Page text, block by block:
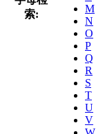
索:
M
N
O
P
Q
R
S
T
U
V